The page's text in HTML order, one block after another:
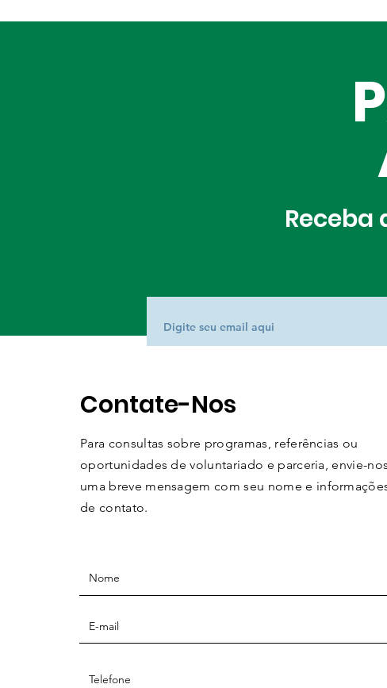
Receba
Contate-Nos
Para consultas sobre programas, referências ou
oportunidades de voluntariado e parceria, envie-nos
uma breve mensagem com seu nome e
de contato.